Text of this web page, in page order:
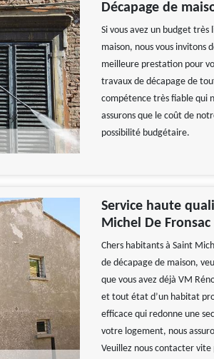
Décapage de
Si vous avez un budget
maison, nous vous invitons
meilleure prestation pour
travaux de décapage de
compétence très fiable qui
assurons que le coût de
possibilité budgétaire.
Service haute
Michel De Fronsac
Chers habitants à Saint
de décapage de maison,
que vous avez déjà VM
et tout état d’un habitat
efficace qui redonne une
votre logement, nous
Veuillez nous contacter